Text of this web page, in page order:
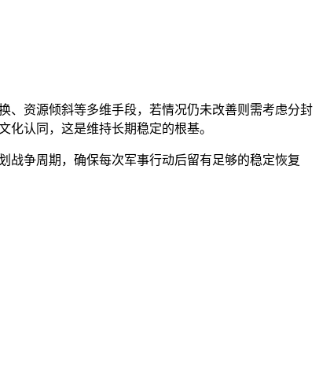
、资源倾斜等多维手段，若情况仍未改善则需考虑分封
认同，这是维持长期稳定的根基。
战争周期，确保每次军事行动后留有足够的稳定恢复